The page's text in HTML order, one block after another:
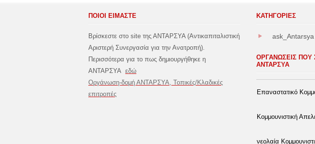
ΠΟΙΟΙ ΕΙΜΑΣΤΕ
Βρίσκεστε στο site της ΑΝΤΑΡΣΥΑ (Αντικαπιταλιστική
Αριστερή Συνεργασία για την Ανατροπή).
Περισσότερα για το πως δημιουργήθηκε η
ΑΝΤΑΡΣΥΑ εδώ
Οργάνωση-δομή ΑΝΤΑΡΣΥΑ, Τοπικές/Κλαδικές
επιτροπές
ΚΑΤΗΓΟΡΊΕΣ
ask_Antarsya
ΟΡΓΑΝΩΣΕΙΣ
ΑΝΤΑΡΣΥΑ
Επαναστατικό
Κομμουνιστική
νεολαία